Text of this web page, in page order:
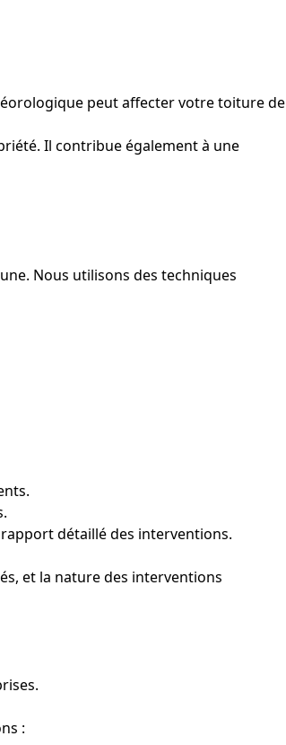
peut affecter votre toiture de
Il contribue également à une
Nous utilisons des techniques
détaillé des interventions.
et la nature des interventions
: